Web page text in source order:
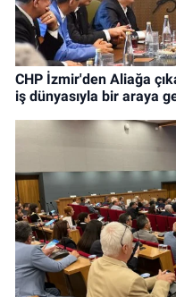
CHP İzmir'den Aliağa
iş dünyasıyla bir araya